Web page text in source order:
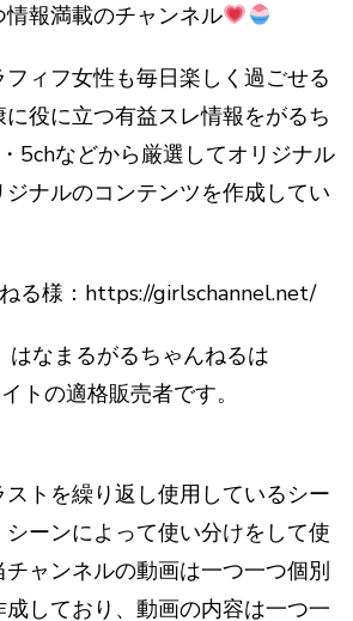
報満載のチャンネル
ィフ女性も毎日楽しく過ごせる
役に立つ有益スレ情報をがるち
5chなどから厳選してオリジナル
ナルのコンテンツを作成してい
る様：https://girlschannel.net/
はなまるがるちゃんねるは
トの適格販売者です。
トを繰り返し使用しているシー
ーンによって使い分けをして使
ャンネルの動画は一つ一つ個別
しており、動画の内容は一つ一